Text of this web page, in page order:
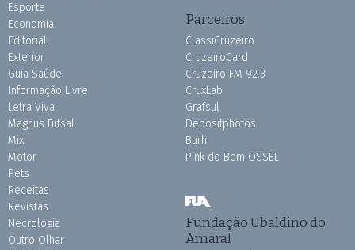
Esporte
Economia
Editorial
Exterior
Guia Saúde
Informação Livre
Letra Viva
Magnus Futsal
Mix
Motor
Pets
Receitas
Revistas
Necrologia
Outro Olhar
Parceiros
ClassiCruzeiro
CruzeiroCard
Cruzeiro FM 92.3
CruxLab
Grafsul
Depositphotos
Burh
Pink do Bem OSSEL
Fundação Ubaldino do
Amaral